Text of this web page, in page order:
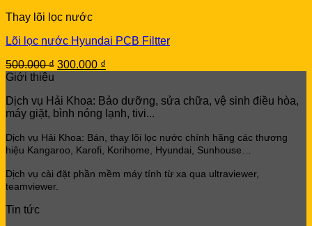
Thay lõi lọc nước
Lõi lọc nước Hyundai PCB Filtter
500.000₫ Original
500.000 ₫.
300.000 ₫
300.000 ₫.
Giới thiệu
Dịch vụ Hải Khoa: Bảo dưỡng, sửa chữa, vệ sinh điều hòa,
máy giặt, bình nóng lạnh, tivi...
Dịch vụ Hải Khoa: Bán, thay lõi lọc nước chính hãng các thương
hiệu Kangaroo, Karofi, Korihome, Hyundai, Sunhouse…
Dịch vụ cài đặt phần mềm máy tính từ xa qua ultraviewer,
teamviewer.
Tin tức